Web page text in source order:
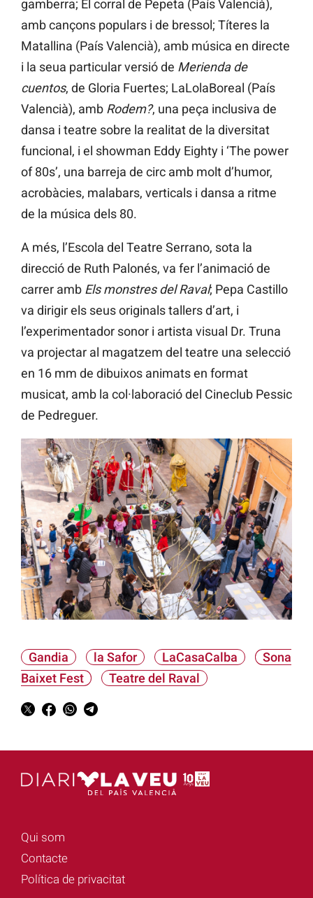
gamberra; El corral de Pepeta (País Valencià),
amb cançons populars i de bressol; Títeres la
Matallina (País Valencià), amb música en directe
i la seua particular versió de Merienda de
cuentos, de Gloria Fuertes; LaLolaBoreal (País
Valencià), amb Rodem?, una peça inclusiva de
dansa i teatre sobre la realitat de la diversitat
funcional, i el showman Eddy Eighty i ‘The power
of 80s’, una barreja de circ amb molt d’humor,
acrobàcies, malabars, verticals i dansa a ritme
de la música dels 80.
A més, l’Escola del Teatre Serrano, sota la
direcció de Ruth Palonés, va fer l’animació de
carrer amb Els monstres del Raval; Pepa Castillo
va dirigir els seus originals tallers d’art, i
l’experimentador sonor i artista visual Dr. Truna
va projectar al magatzem del teatre una selecció
en 16 mm de dibuixos animats en format
musicat, amb la col·laboració del Cineclub Pessic
de Pedreguer.
Gandia la Safor LaCasaCalba
Sona
Baixet Fest
Teatre del Raval
Qui som
Contacte
Política de privacitat